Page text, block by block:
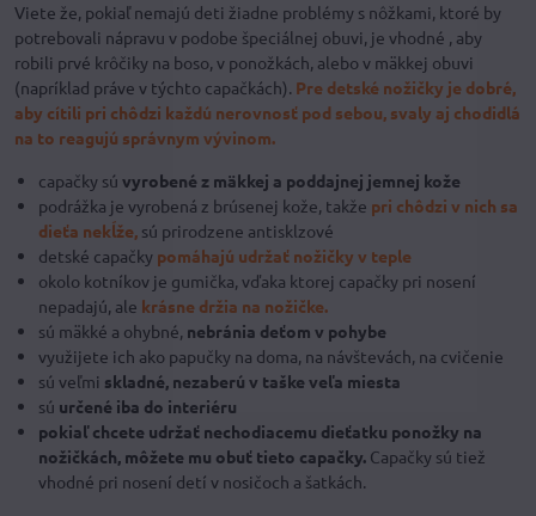
Viete že, pokiaľ nemajú deti žiadne problémy s nôžkami, ktoré by
potrebovali nápravu v podobe špeciálnej obuvi, je vhodné , aby
robili prvé krôčiky na boso, v ponožkách, alebo v mäkkej obuvi
(napríklad práve v týchto capačkách). Pre detské nožičky je dobré,
aby cítili pri chôdzi každú nerovnosť pod sebou, svaly aj chodidlá
na to reagujú správnym vývinom.
capačky sú vyrobené z mäkkej a poddajnej jemnej kože
podrážka je vyrobená z brúsenej kože, takže pri chôdzi v nich sa
dieťa nekĺže, sú prirodzene antisklzové
detské capačky pomáhajú udržať nožičky v teple
okolo kotníkov je gumička, vďaka ktorej capačky pri nosení
nepadajú, ale krásne držia na nožičke.
sú mäkké a ohybné, nebránia deťom v pohybe
využijete ich ako papučky na doma, na návštevách, na cvičenie
sú veľmi skladné, nezaberú v taške veľa miesta
sú určené iba do interiéru
pokiaľ chcete udržať nechodiacemu dieťatku ponožky na
nožičkách, môžete mu obuť tieto capačky. Capačky sú tiež
vhodné pri nosení detí v nosičoch a šatkách.